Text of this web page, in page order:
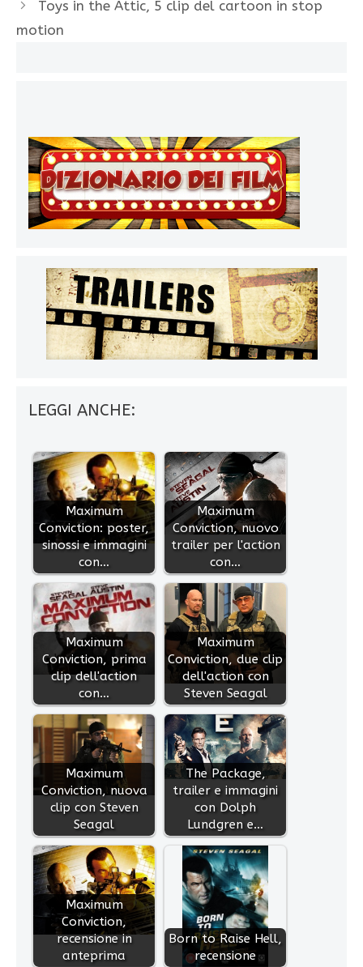
Toys in the Attic, 5 clip del cartoon in stop
motion
LEGGI ANCHE:
Maximum
Conviction: poster,
sinossi e immagini
con…
Maximum
Conviction, nuovo
trailer per l'action
con…
Maximum
Conviction, prima
clip dell'action
con…
Maximum
Conviction, due clip
dell'action con
Steven Seagal
Maximum
Conviction, nuova
clip con Steven
Seagal
The Package,
trailer e immagini
con Dolph
Lundgren e…
Maximum
Conviction,
recensione in
anteprima
Born to Raise Hell,
recensione